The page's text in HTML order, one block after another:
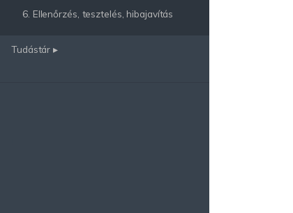
6. Ellenőrzés, tesztelés, hibajavítás
Tudástár ▸